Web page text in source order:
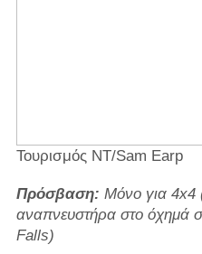
Τουρισμός NT/Sam Earp
Πρόσβαση: Μόνο για 4x4
αναπνευστήρα στο όχημά
Falls)